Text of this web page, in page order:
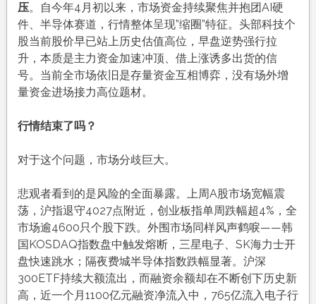
压。自今年4月初以来，市场资金持续聚焦并抱团AI硬
件、半导体赛道，行情整体呈现”缩圈”特征。头部科技个
股当前股价早已站上历史估值高位，早盘逆势强行拉
升，本质是主力资金加速冲顶、借上涨诱多出货的信
号。当前全市场依旧是存量资金互相博弈，没有场外增
量资金进场接力高位题材。
行情结束了吗？
对于这个问题，市场分歧巨大。
悲观者看到的是风险的全面暴露。上周A股市场宽幅震
荡，沪指退守4027点附近，创业板指单周跌幅超4%，全
市场逾4600只个股下跌。外围市场同样风声鹤唳——韩
国KOSDAQ指数盘中触发熔断，三星电子、SK海力士开
盘快速跳水 ；隔夜费城半导体指数跌幅显著。沪深
300ETF持续大额流出，而融资余额却在不断创下历史新
高，近一个月1100亿元融资净流入中，765亿流入电子行